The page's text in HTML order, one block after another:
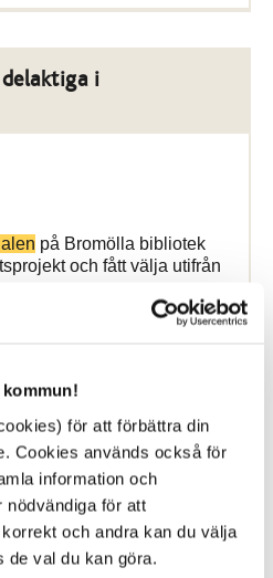
för att förbättra din
Cookies används också för
information och
för att
och andra kan du välja
de val du kan göra.
delaktiga i
på Bromölla bibliotek
och fått välja utifrån
och omsorgscollege fram